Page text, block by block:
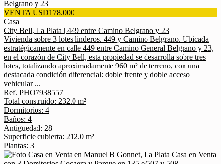
VENTA USD178.000
Casa
City Bell, La Plata | 449 entre Camino Belgrano y 23
Vivienda sobre 3 lotes linderos. 449 y Camino Belgrano. Ubicada
estratégicamente en calle 449 entre Camino General Belgrano y 23,
en el corazón de City Bell, esta propiedad se desarrolla sobre tres
lotes, totalizando aproximadamente 960 m² de terreno, con una
destacada condición diferencial: doble frente y doble acceso
vehicular ...
Ref. PHO7938557
Total construido: 232.0 m²
Dormitorios: 4
Baños: 4
Antiguedad: 28
Superficie cubierta: 212.0 m²
Plantas: 3